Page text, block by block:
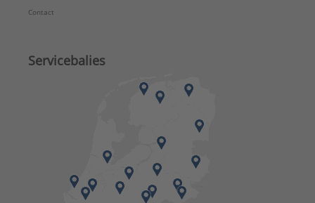
Contact
Servicebalies